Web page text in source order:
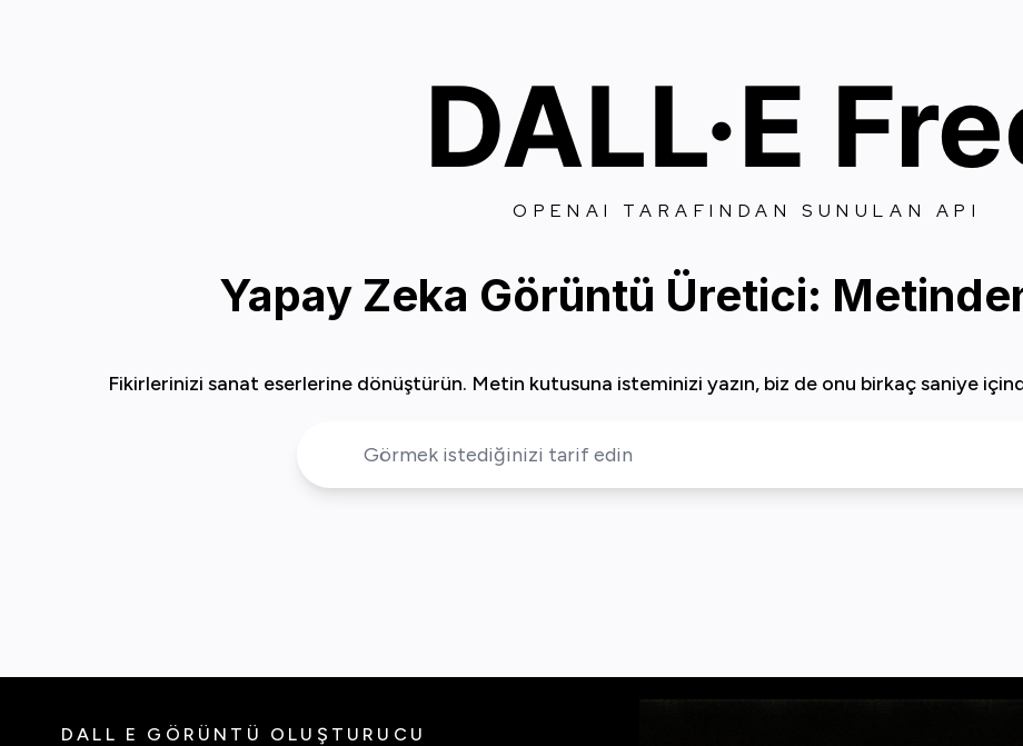
DALL·E
OPENAI TARAFINDAN SUNULAN API
Yapay Zeka Görüntü Üretici:
Fikirlerinizi sanat eserlerine dönüştürün. Metin kutusuna isteminizi yazın, biz de onu birkaç saniye
DALL E GÖRÜNTÜ OLUŞTURUCU